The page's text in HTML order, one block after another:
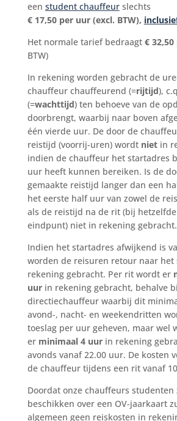
een student chauffeur slechts
€ 17,50 per uur (excl. BTW),
Het normale tarief bedraagt €
BTW)
In rekening worden gebracht de
chauffeur chauffeurend (=rijtijd),
(=wachttijd) ten behoeve van de
doorbrengt, waarbij naar boven
één vierde uur. De door de
reistijd (voorrij-uren) wordt niet in
indien de chauffeur het startadres
uur heeft kunnen bereiken. Is de
gemaakte reistijd langer dan een
het eerste half uur van zowel de
als de reistijd na de rit (bij
eindpunt) niet in rekening gebracht.
Indien het startadres afwijkend is
worden de reisuren retour naar het
rekening gebracht. Per rit wordt er
uurin rekening gebracht, behalve
directiechauffeur waarbij dit
avond-, nacht- en weekendritten
toeslag per uur geheven, maar wel
er minimaal 4 uur in rekening
avonds vanaf 22.00 uur. De kosten
de chauffeur tijdens een rit vanaf
Doordat onze chauffeurs studenten
beschikken over een OV-jaarkaart
algemeen geen reiskosten in